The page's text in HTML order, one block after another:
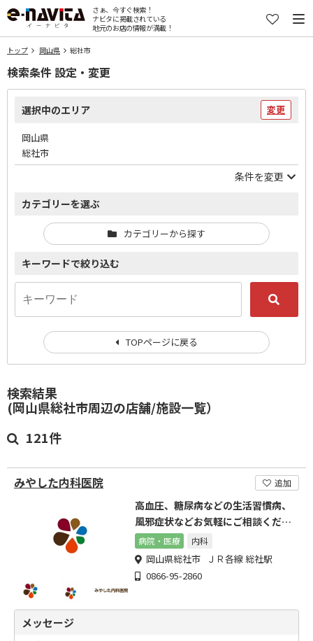
さぁ、今すぐ検索！
ナビタに掲載されている
地元のお店の情報が満載！
トップ 岡山県 総社市
検索結果
(岡山県総社市周辺の店舗/施設一覧）
121件
みやした内科医院 追加
高血圧、糖尿病などの生活習慣病、
風邪症状などお気軽にご相談くださ
い。
病院・医療 内科
岡山県総社市 ＪＲ各線 総社駅
0866-95-2860
メッセージ
検索条件 設定・変更
選択中のエリア 変更
岡山県
総社市
条件を変更
カテゴリーを選ぶ
カテゴリーから探す
キーワードで絞り込む
TOPページに戻る